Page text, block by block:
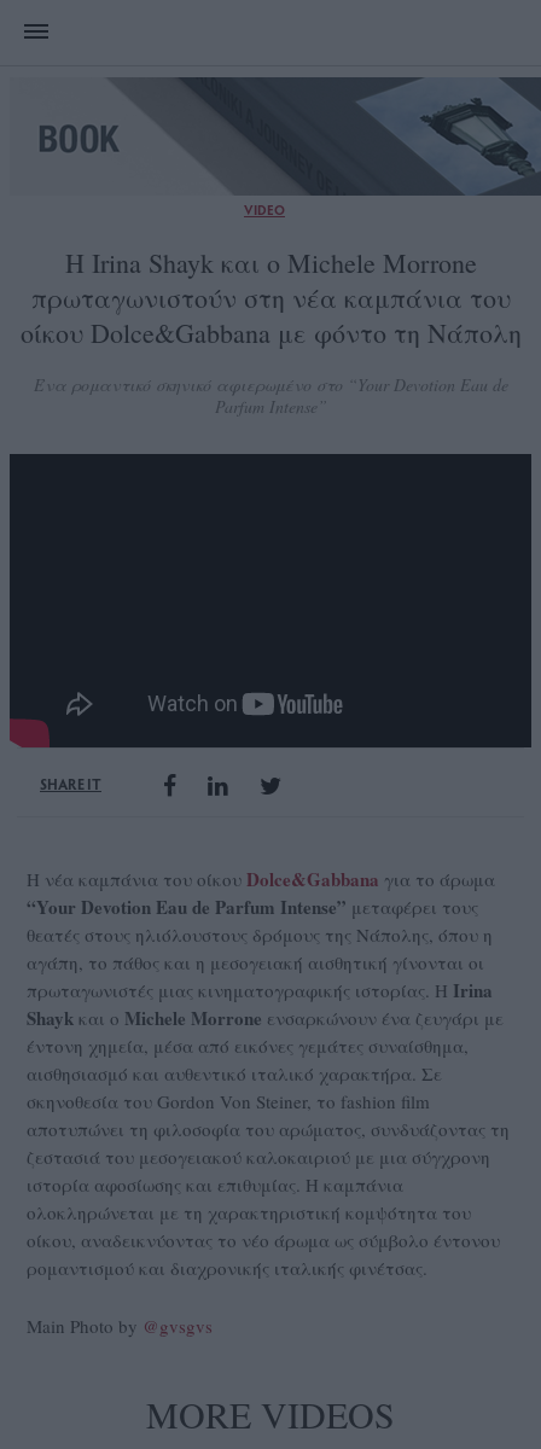
VIDEO
Η Irina Shayk και ο Michele Morrone
πρωταγωνιστούν στη νέα καμπάνια του
οίκου Dolce&Gabbana με φόντο τη Νάπολη
Ένα ρομαντικό σκηνικό αφιερωμένο στο “Your Devotion Eau de
Parfum Intense”
SHARE IT
Η νέα καμπάνια του οίκου Dolce&Gabbana για το άρωμα
“Your Devotion Eau de Parfum Intense” μεταφέρει τους
θεατές στους ηλιόλουστους δρόμους της Νάπολης, όπου η
αγάπη, το πάθος και η μεσογειακή αισθητική γίνονται οι
πρωταγωνιστές μιας κινηματογραφικής ιστορίας. Η Irina
Shayk και ο Michele Morrone ενσαρκώνουν ένα ζευγάρι με
έντονη χημεία, μέσα από εικόνες γεμάτες συναίσθημα,
αισθησιασμό και αυθεντικό ιταλικό χαρακτήρα. Σε
σκηνοθεσία του Gordon Von Steiner, το fashion film
αποτυπώνει τη φιλοσοφία του αρώματος, συνδυάζοντας τη
ζεστασιά του μεσογειακού καλοκαιριού με μια σύγχρονη
ιστορία αφοσίωσης και επιθυμίας. Η καμπάνια
ολοκληρώνεται με τη χαρακτηριστική κομψότητα του
οίκου, αναδεικνύοντας το νέο άρωμα ως σύμβολο έντονου
ρομαντισμού και διαχρονικής ιταλικής φινέτσας.
Main Photo by @gvsgvs
MORE VIDEOS